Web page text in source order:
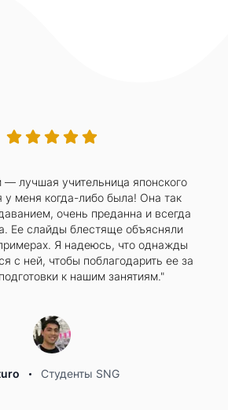
— лучшая учительница японского
у меня когда-либо была! Она так
очень преданна и всегда
Ее слайды блестяще объясняли
Я надеюсь, что однажды
с ней, чтобы поблагодарить ее за
к нашим занятиям."
Студенты SNG